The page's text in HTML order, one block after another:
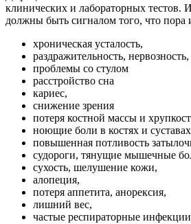
клинических и лабораторных
должны быть сигналом того, что пора
хроническая усталость,
раздражительность, нервозность,
проблемы со стулом
расстройство сна
кариес,
снижение зрения
потеря костной массы и
ноющие боли в костях и
повышенная потливость
судороги, тянущие мышечные
сухость, шелушение кожи,
алопеция,
потеря аппетита, анорексия,
лишний вес,
частые респираторные